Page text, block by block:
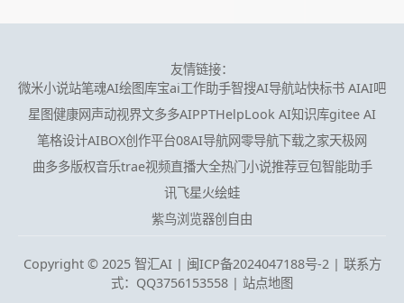
友情链接：
微米小说站笔魂AI绘图库宝ai工作助手智搜AI导航站快标书 AIAI吧
星图健康网声动视界文多多AIPPTHelpLook AI知识库gitee AI
笔格设计AIBOX创作平台08AI导航网零导航下载之家天极网
曲多多版权音乐trae视频直播大全热门小说推荐豆包智能助手
讯飞星火绘蛙
紫鸟浏览器创自由
Copyright © 2025 智汇AI | 闽ICP备2024047188号-2 | 联系方
式：QQ3756153558 | 站点地图